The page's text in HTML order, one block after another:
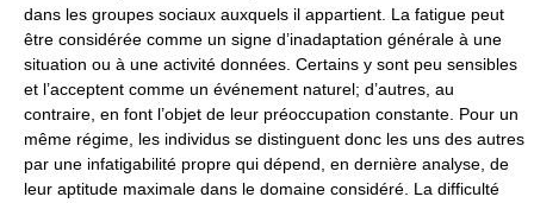
dans les groupes sociaux auxquels il appartient. La fatigue peut
être considérée comme un signe d’inadaptation générale à une
situation ou à une activité données. Certains y sont peu sensibles
et l’acceptent comme un événement naturel; d’autres, au
contraire, en font l’objet de leur préoccupation constante. Pour un
même régime, les individus se distinguent donc les uns des autres
par une infatigabilité propre qui dépend, en dernière analyse, de
leur aptitude maximale dans le domaine considéré. La difficulté